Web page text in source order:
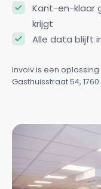
Kant-en-klaar
krijgt
Alle data blijft
Involv is een oplossing
Gasthuisstraat 54,